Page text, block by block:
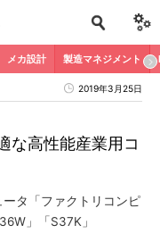
メカ設計 製造マネジメント
2019年3月25日
な高性能産業用コ
タ「ファクトリコンピ
」「S37K」